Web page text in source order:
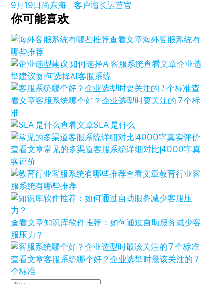
9月19日 尚东海—客户增长运营官
你可能喜欢
查看文章海外客服系统有
哪些推荐
查看文章企业选
型建议|如何选择AI客服系统
查
看文章客服系统哪个好？企业选型时要关注的 7 个标
准
查看文章SLA 是什么
查看文章常见的多渠道客服系统详细对比|4000字真
实评价
查看文章教育行业客
服系统有哪些推荐
查看文章知识库软件推荐：如何通过自助服务减少客
服压力？
查看文章客服系统哪个好？企业选型时最该关注的 7
个标准